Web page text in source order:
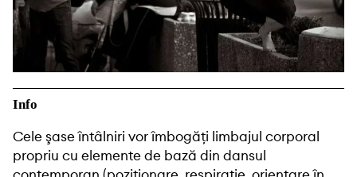
Info
Cele şase întâlniri vor îmbogăți limbajul corporal
propriu cu elemente de bază din dansul